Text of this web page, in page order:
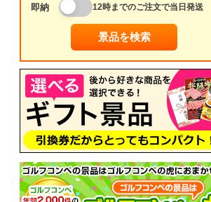
即納 12時までのご注文で当日発送
景品を検索